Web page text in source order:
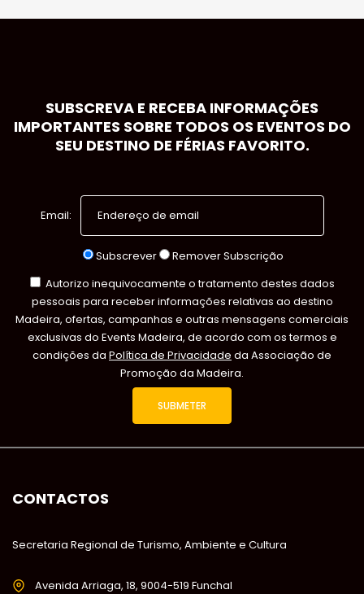
SUBSCREVA E RECEBA INFORMAÇÕES
IMPORTANTES SOBRE TODOS OS EVENTOS DO
SEU DESTINO DE FÉRIAS FAVORITO.
Email:
Subscrever
Remover Subscrição
Autorizo inequivocamente o tratamento destes dados
pessoais para receber informações relativas ao destino
Madeira, ofertas, campanhas e outras mensagens comerciais
exclusivas do Events Madeira, de acordo com os termos e
condições da Política de Privacidade da Associação de
Promoção da Madeira.
CONTACTOS
Secretaria Regional de Turismo, Ambiente e Cultura
Avenida Arriaga, 18, 9004-519 Funchal